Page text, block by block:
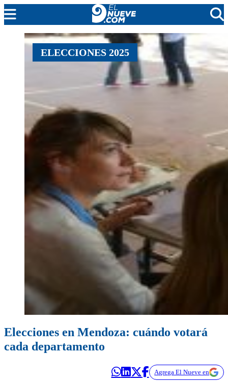
MENDOZA
CADA DÍA
NOTICIERO 9
PROTAGONISTAS
EL NUEVE STREAMS
PROGRAMACIÓN
ELECCIONES 2025
Elecciones en Mendoza: cuándo votará
cada departamento
Agrega El Nueve en